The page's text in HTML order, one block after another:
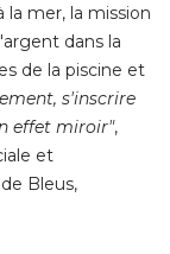
la mer, la mission
dans la
de la piscine et
s'inscrire
effet miroir",
et
Bleus,